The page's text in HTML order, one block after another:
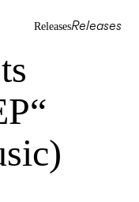
ReleasesReleases